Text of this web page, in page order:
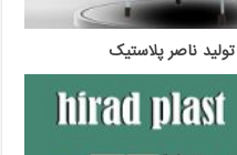
ناصر پلاستیک